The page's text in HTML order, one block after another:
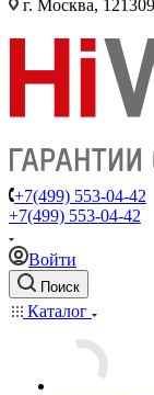
г. Москва,
+7(499) 553-04-42
+7(499) 553-04-42
Войти
Поиск
Каталог